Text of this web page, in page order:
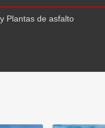
Plantas de asfalto